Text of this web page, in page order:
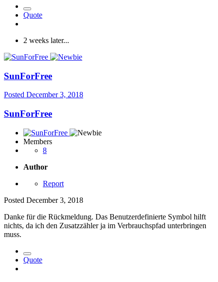
Quote
2 weeks later...
SunForFree
Posted December 3, 2018
SunForFree
Members
8
Author
Report
Posted December 3, 2018
Danke für die Rückmeldung. Das Benutzerdefinierte Symbol hilft
nichts, da ich den Zusatzzähler ja im Verbrauchspfad unterbringen
muss.
Quote